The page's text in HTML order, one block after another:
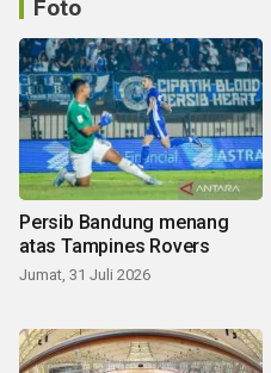
Foto
Persib Bandung menang
atas Tampines Rovers
Jumat, 31 Juli 2026